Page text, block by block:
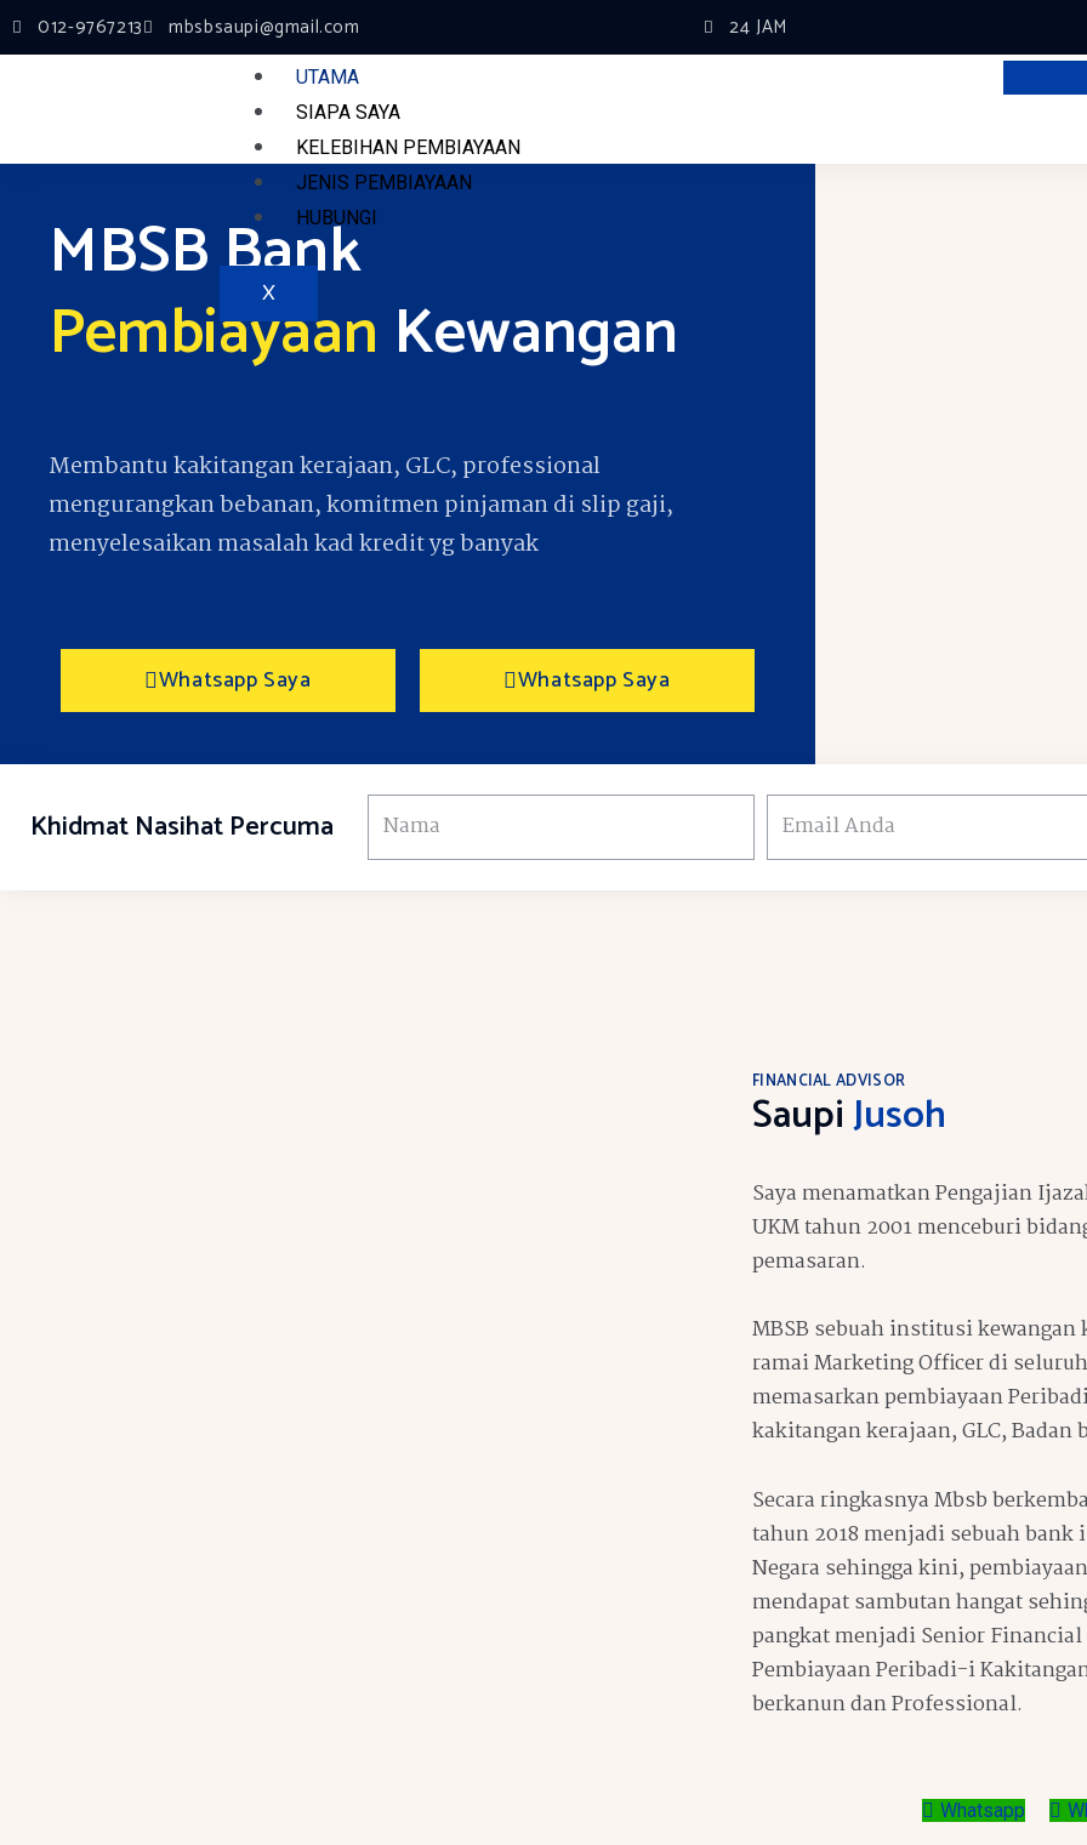
Skip
to
012-9767213 mbsbsaupi@gmail.com 24 JAM
UTAMA
SIAPA SAYA
KELEBIHAN PEMBIAYAAN
JENIS PEMBIAYAAN
HUBUNGI
X
MBSB Bank
Pembiayaan Kewangan
Membantu kakitangan kerajaan, GLC, professional
mengurangkan bebanan, komitmen pinjaman di slip gaji,
menyelesaikan masalah kad kredit yg banyak
Whatsapp Saya Whatsapp Saya
Khidmat Nasihat Percuma Nama
Email
Anda
FINANCIAL ADVISOR
SaupiJusoh
Saya menamatkan Pengajian
UKM tahun 2001 menceburi
pemasaran.
MBSB sebuah institusi
ramai Marketing Officer di
memasarkan pembiayaan
kakitangan kerajaan, GLC, Badan
Secara ringkasnya Mbsb
tahun 2018 menjadi sebuah bank
Negara sehingga kini,
mendapat sambutan hangat
pangkat menjadi Senior
Pembiayaan Peribadi-i
berkanun dan Professional.
Whatsapp